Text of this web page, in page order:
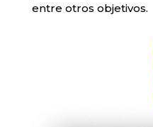
entre otros objetivos.